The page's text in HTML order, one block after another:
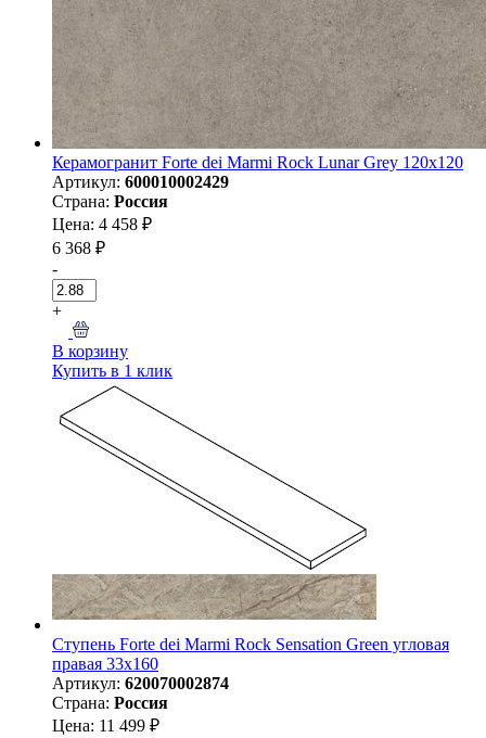
Керамогранит Forte dei Marmi Rock Lunar Grey 120x120
Артикул: 600010002429
Страна: Россия
Цена: 4 458 ₽
6 368 ₽
-
+
В корзину
Купить в 1 клик
Ступень Forte dei Marmi Rock Sensation Green угловая
правая 33x160
Артикул: 620070002874
Страна: Россия
Цена: 11 499 ₽